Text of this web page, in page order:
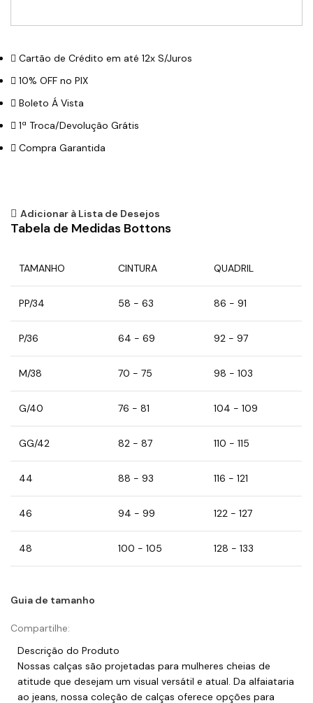
Cartão de Crédito em até 12x S/Juros
10% OFF no PIX
Boleto Á Vista
1ª Troca/Devolução Grátis
Compra Garantida
Adicionar à Lista de Desejos
Tabela de Medidas Bottons
TAMANHO CINTURA QUADRIL
PP/34 58 - 63 86 - 91
P/36 64 - 69 92 - 97
M/38 70 - 75 98 - 103
G/40 76 - 81 104 - 109
GG/42 82 - 87 110 - 115
44 88 - 93 116 - 121
46 94 - 99 122 - 127
48 100 - 105 128 - 133
Guia de tamanho
Compartilhe:
Descrição do Produto
Nossas calças são projetadas para mulheres cheias de
atitude que desejam um visual versátil e atual. Da alfaiataria
ao jeans, nossa coleção de calças oferece opções para